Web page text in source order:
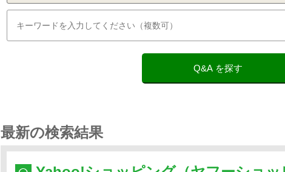
Q&A を探す
最新の検索結果